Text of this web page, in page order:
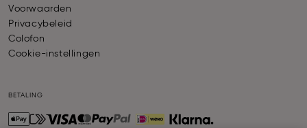
Voorwaarden
Privacybeleid
Colofon
Cookie-instellingen
BETALING